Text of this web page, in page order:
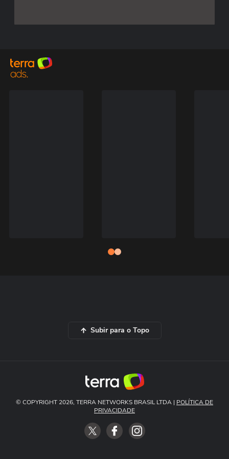
Subir para o Topo
© COPYRIGHT 2026, TERRA NETWORKS BRASIL LTDA | POLÍTICA DE
PRIVACIDADE